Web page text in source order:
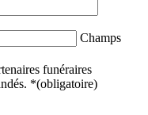
Champs
funéraires
*(obligatoire)